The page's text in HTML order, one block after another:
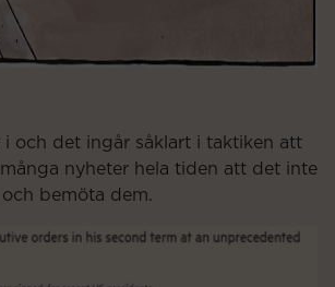
i och det ingår såklart i taktiken att
nyheter hela tiden att det inte
bemöta dem.